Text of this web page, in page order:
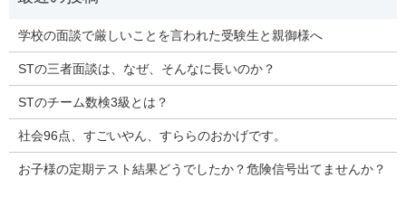
学校の面談で厳しいことを言われた受験生と親御様へ
STの三者面談は、なぜ、そんなに長いのか？
STのチーム数検3級とは？
社会96点、すごいやん、すららのおかげです。
お子様の定期テスト結果どうでしたか？危険信号出てませんか？